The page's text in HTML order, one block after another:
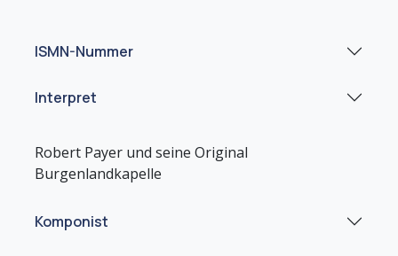
ISMN-Nummer
Interpret
Robert Payer und seine Original
Komponist